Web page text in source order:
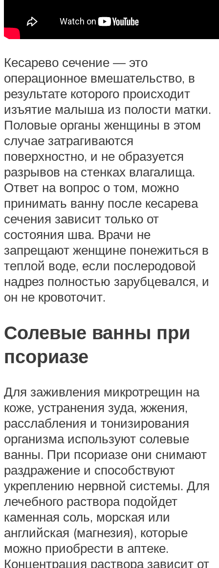
Кесарево сечение — это
операционное вмешательство, в
результате которого происходит
изъятие малыша из полости матки.
Половые органы женщины в этом
случае затрагиваются
поверхностно, и не образуется
разрывов на стенках влагалища.
Ответ на вопрос о том, можно
принимать ванну после кесарева
сечения зависит только от
состояния шва. Врачи не
запрещают женщине понежиться в
теплой воде, если послеродовой
надрез полностью зарубцевался, и
он не кровоточит.
Солевые ванны при
псориазе
Для заживления микротрещин на
коже, устранения зуда, жжения,
расслабления и тонизирования
организма используют солевые
ванны. При псориазе они снимают
раздражение и способствуют
укреплению нервной системы. Для
лечебного раствора подойдет
каменная соль, морская или
английская (магнезия), которые
можно приобрести в аптеке.
Концентрация раствора зависит от